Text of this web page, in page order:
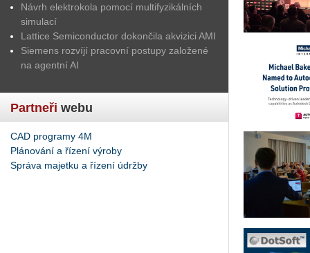
Návrh elektrokola pomocí multifyzikálních
simulací
Lattice Semiconductor dokončila akvizici AMI
Siemens rozvíjí pracovní postupy založené
na agentní AI
Partneři webu
CAD programy 4M
Plánování a řízení výroby
Správa majetku a řízení údržby